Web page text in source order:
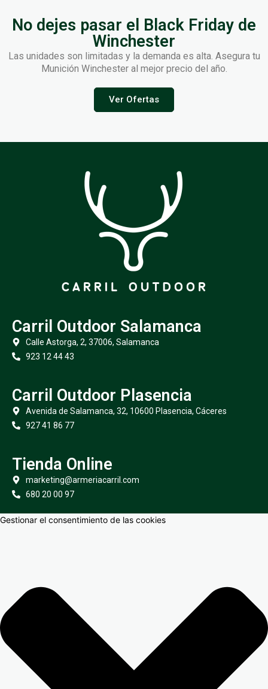
No dejes pasar el Black Friday de
Winchester
Las unidades son limitadas y la demanda es alta. Asegura tu
Munición Winchester al mejor precio del año.
Ver Ofertas
Carril Outdoor Salamanca
Calle Astorga, 2, 37006, Salamanca
923 12 44 43
Carril Outdoor Plasencia
Avenida de Salamanca, 32, 10600 Plasencia, Cáceres
927 41 86 77
Tienda Online
marketing@armeriacarril.com
680 20 00 97
Gestionar el consentimiento de las cookies